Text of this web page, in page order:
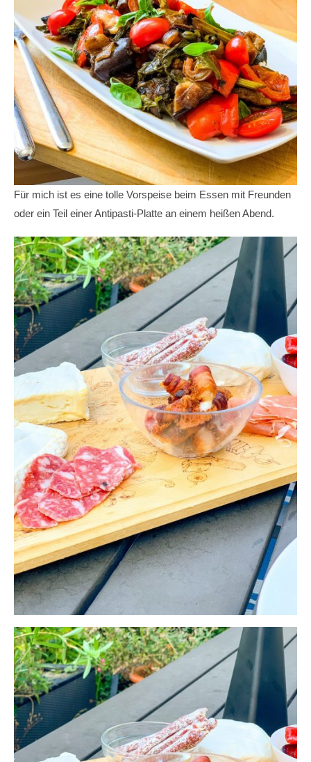
Für mich ist es eine tolle Vorspeise beim Essen mit Freunden
oder ein Teil einer Antipasti-Platte an einem heißen Abend.